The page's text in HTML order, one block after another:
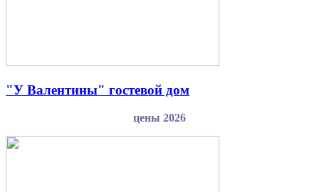
"У Валентины" гостевой дом
цены 2026